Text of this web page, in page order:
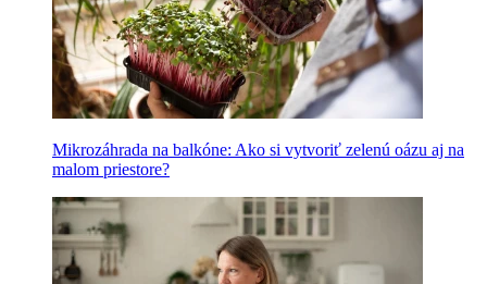
Mikrozáhrada na balkóne: Ako si vytvoriť zelenú oázu aj na
malom priestore?